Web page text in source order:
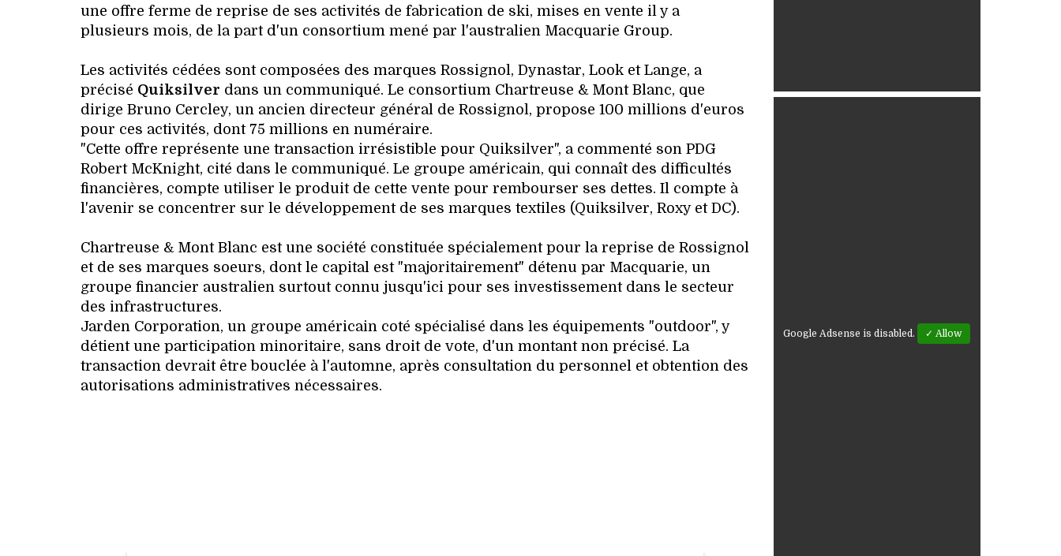
une offre ferme de reprise de ses activités de fabrication de ski, mises en vente il y a
plusieurs mois, de la part d'un consortium mené par l'australien Macquarie Group.
Les activités cédées sont composées des marques Rossignol, Dynastar, Look et Lange, a
précisé Quiksilver dans un communiqué. Le consortium Chartreuse & Mont Blanc, que
dirige Bruno Cercley, un ancien directeur général de Rossignol, propose 100 millions d'euros
pour ces activités, dont 75 millions en numéraire.
"Cette offre représente une transaction irrésistible pour Quiksilver", a commenté son PDG
Robert McKnight, cité dans le communiqué. Le groupe américain, qui connaît des difficultés
financières, compte utiliser le produit de cette vente pour rembourser ses dettes. Il compte à
l'avenir se concentrer sur le développement de ses marques textiles (Quiksilver, Roxy et DC).
Chartreuse & Mont Blanc est une société constituée spécialement pour la reprise de Rossignol
et de ses marques soeurs, dont le capital est "majoritairement" détenu par Macquarie, un
groupe financier australien surtout connu jusqu'ici pour ses investissement dans le secteur
des infrastructures.
Jarden Corporation, un groupe américain coté spécialisé dans les équipements "outdoor", y
détient une participation minoritaire, sans droit de vote, d'un montant non précisé. La
transaction devrait être bouclée à l'automne, après consultation du personnel et obtention des
autorisations administratives nécessaires.
Google Adsense is disabled. ✓ Allow